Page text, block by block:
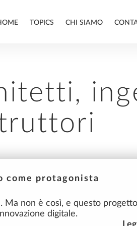
TOPICS CHI SIAMO
protagonista
Ma non è così, e questo
digitale.